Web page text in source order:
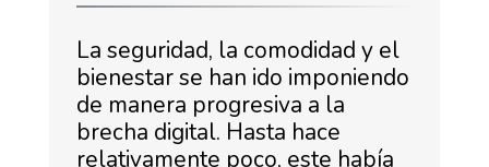
La seguridad, la comodidad y el
bienestar se han ido imponiendo
de manera progresiva a la
brecha digital. Hasta hace
relativamente poco, este había